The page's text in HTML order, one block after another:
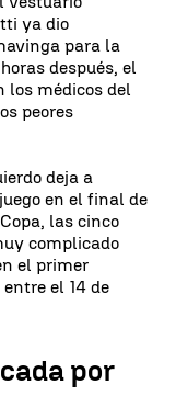
ya dio
para la
después, el
los médicos del
peores
deja a
en el final de
las cinco
complicado
el primer
el 14 de
por